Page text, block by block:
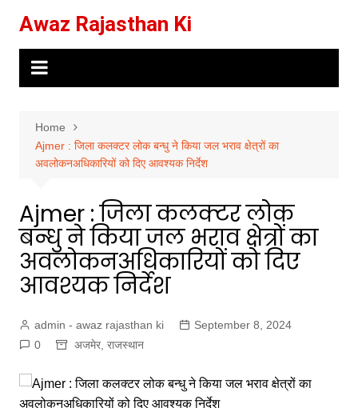
content
Awaz Rajasthan Ki
Home
Ajmer : जिला कलक्टर लोक बन्धु ने किया जल भराव क्षेत्रों का
अवलोकनअधिकारियों को दिए आवश्यक निर्देश
Ajmer : जिला कलक्टर लोक
बन्धु ने किया जल भराव क्षेत्रों का
अवलोकनअधिकारियों को दिए
आवश्यक निर्देश
admin - awaz rajasthan ki
September 8, 2024
0
अजमेर, राजस्थान